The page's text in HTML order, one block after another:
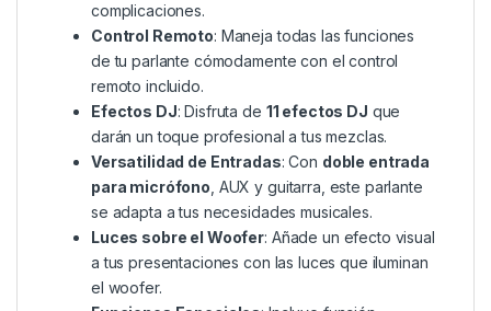
complicaciones.
Control Remoto: Maneja todas las funciones
de tu parlante cómodamente con el control
remoto incluido.
Efectos DJ: Disfruta de 11 efectos DJ que
darán un toque profesional a tus mezclas.
Versatilidad de Entradas: Con doble entrada
para micrófono , AUX y guitarra, este parlante
se adapta a tus necesidades musicales.
Luces sobre el Woofer: Añade un efecto visual
a tus presentaciones con las luces que iluminan
el woofer.